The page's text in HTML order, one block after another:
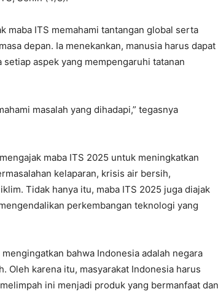
maba ITS memahami tantangan global serta
depan. Ia menekankan, manusia harus dapat
aspek yang mempengaruhi tatanan
masalah yang dihadapi,” tegasnya
maba ITS 2025 untuk meningkatkan
kelaparan, krisis air bersih,
Tidak hanya itu, maba ITS 2025 juga diajak
perkembangan teknologi yang
bahwa Indonesia adalah negara
Oleh karena itu, masyarakat Indonesia harus
ini menjadi produk yang bermanfaat dan